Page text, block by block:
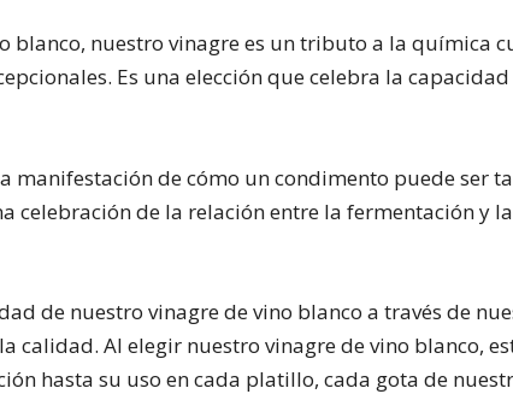
blanco, nuestro vinagre es un tributo a la química
Es una elección que celebra la
manifestación de cómo un condimento puede ser
celebración de la relación entre la fermentación y
de nuestro vinagre de vino blanco a través de
calidad. Al elegir nuestro vinagre de vino blanco,
hasta su uso en cada platillo, cada gota de